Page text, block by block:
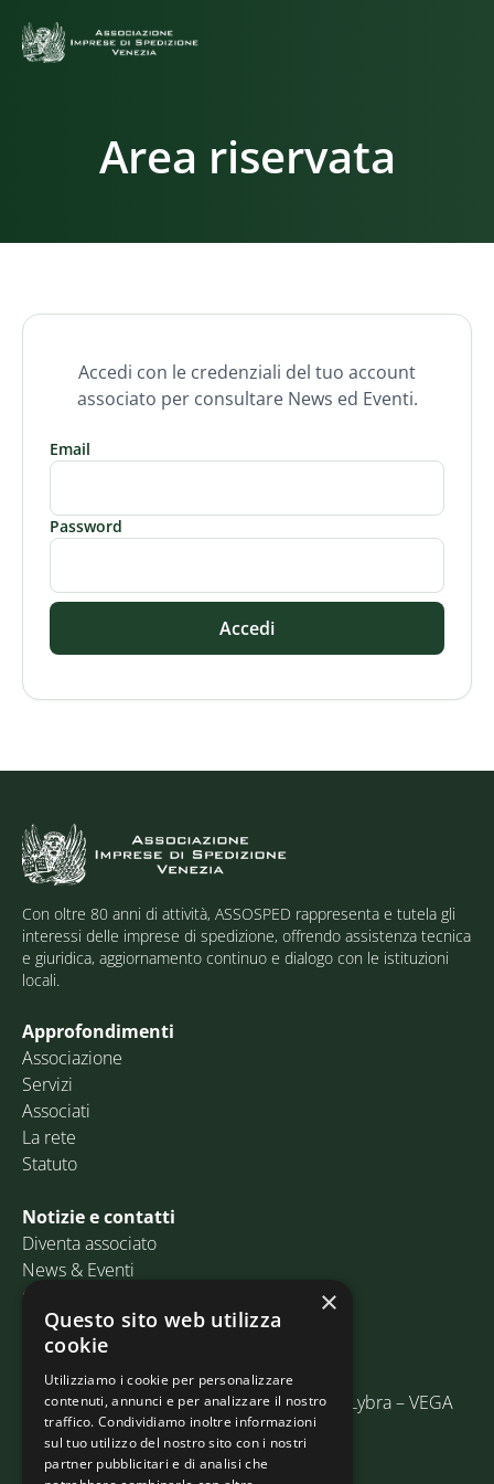
Area riservata
Accedi con le credenziali del tuo account
associato per consultare News ed Eventi.
Email
Password
Accedi
Con oltre 80 anni di attività, ASSOSPED rappresenta e tutela gli
interessi delle imprese di spedizione, offrendo assistenza tecnica
e giuridica, aggiornamento continuo e dialogo con le istituzioni
locali.
Approfondimenti
Associazione
Servizi
Associati
La rete
Statuto
Notizie e contatti
Diventa associato
News & Eventi
Contatti
Email:info@assosped.it
PEC: assospedvenezia@pec.fedespedi.it
Indirizzo: Via delle Industrie, 19/C Edificio Lybra – VEGA
30175 Marghera (VE)
×
Questo sito web utilizza
cookie
Utilizziamo i cookie per personalizzare
contenuti, annunci e per analizzare il nostro
traffico. Condividiamo inoltre informazioni
sul tuo utilizzo del nostro sito con i nostri
partner pubblicitari e di analisi che